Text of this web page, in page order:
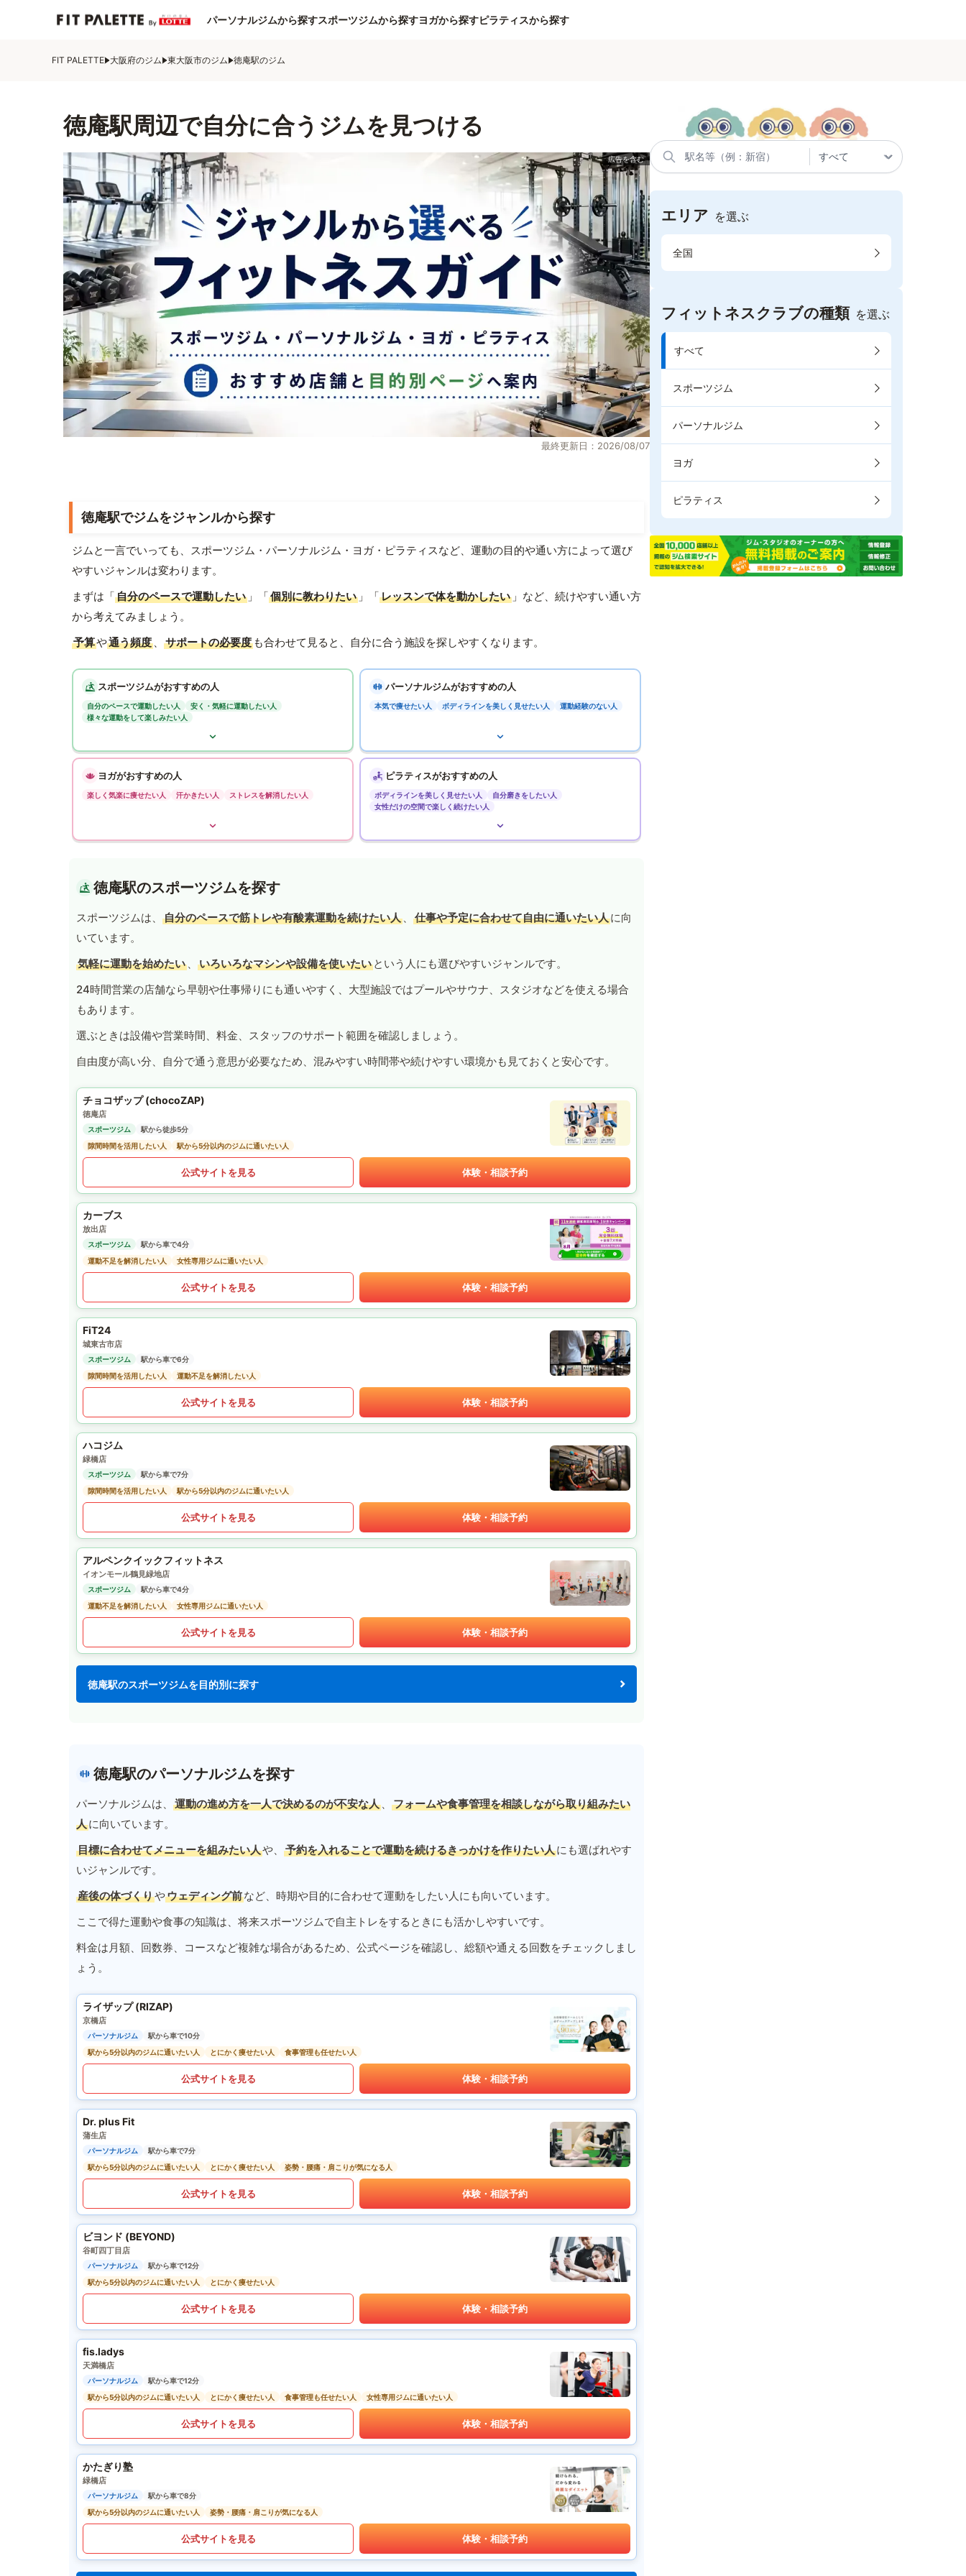
パーソナルジムから探すスポーツジムから探すヨガから探すピラティスから探す
FIT PALETTE 大阪府のジム 東大阪市のジム 徳庵駅のジム
徳庵駅周辺で自分に合うジムを見つける
最終更新日：2026/08/07
徳庵駅でジムをジャンルから探す
ジムと一言でいっても、スポーツジム・パーソナルジム・ヨガ・ピラティスなど、運動の目的や通い方によって選び
やすいジャンルは変わります。
まずは「自分のペースで運動したい 」「個別に教わりたい 」「レッスンで体を動かしたい 」など、続けやすい通い方
から考えてみましょう。
予算や通う頻度 、 サポートの必要度 も合わせて見ると、自分に合う施設を探しやすくなります。
スポーツジムがおすすめの人
自分のペースで運動したい人
安く・気軽に運動したい人
様々な運動をして楽しみたい人
パーソナルジムがおすすめの人
本気で痩せたい人 ボディラインを美しく見せたい人 運動経験のない人
ヨガがおすすめの人
楽しく気楽に痩せたい人 汗かきたい人 ストレスを解消したい人
ピラティスがおすすめの人
ボディラインを美しく見せたい人
自分磨きをしたい人
女性だけの空間で楽しく続けたい人
徳庵駅のスポーツジムを探す
スポーツジムは、 自分のペースで筋トレや有酸素運動を続けたい人 、 仕事や予定に合わせて自由に通いたい人に向
いています。
気軽に運動を始めたい 、 いろいろなマシンや設備を使いたい という人にも選びやすいジャンルです。
24時間営業の店舗なら早朝や仕事帰りにも通いやすく、大型施設ではプールやサウナ、スタジオなどを使える場合
もあります。
選ぶときは設備や営業時間、料金、スタッフのサポート範囲を確認しましょう。
自由度が高い分、自分で通う意思が必要なため、混みやすい時間帯や続けやすい環境かも見ておくと安心です。
チョコザップ (chocoZAP)
徳庵店
スポーツジム
駅から徒歩5分
隙間時間を活用したい人
駅から5分以内のジムに通いたい人
公式サイトを見る 体験・相談予約
カーブス
放出店
スポーツジム
駅から車で4分
運動不足を解消したい人
女性専用ジムに通いたい人
公式サイトを見る 体験・相談予約
FiT24
城東古市店
スポーツジム
駅から車で6分
隙間時間を活用したい人
運動不足を解消したい人
公式サイトを見る 体験・相談予約
ハコジム
緑橋店
スポーツジム
駅から車で7分
隙間時間を活用したい人
駅から5分以内のジムに通いたい人
公式サイトを見る 体験・相談予約
アルペンクイックフィットネス
イオンモール鶴見緑地店
スポーツジム
駅から車で4分
運動不足を解消したい人
女性専用ジムに通いたい人
公式サイトを見る 体験・相談予約
徳庵駅のスポーツジムを目的別に探す
徳庵駅のパーソナルジムを探す
パーソナルジムは、 運動の進め方を一人で決めるのが不安な人 、
フォームや食事管理を相談しながら取り組みたい
人に向いています。
目標に合わせてメニューを組みたい人や、 予約を入れることで運動を続けるきっかけを作りたい人にも選ばれやす
いジャンルです。
産後の体づくりやウェディング前など、時期や目的に合わせて運動をしたい人にも向いています。
ここで得た運動や食事の知識は、将来スポーツジムで自主トレをするときにも活かしやすいです。
料金は月額、回数券、コースなど複雑な場合があるため、公式ページを確認し、総額や通える回数をチェックしまし
ょう。
ライザップ (RIZAP)
京橋店
パーソナルジム
駅から車で10分
駅から5分以内のジムに通いたい人
とにかく痩せたい人 食事管理も任せたい人
公式サイトを見る 体験・相談予約
Dr. plus Fit
蒲生店
パーソナルジム
駅から車で7分
駅から5分以内のジムに通いたい人
とにかく痩せたい人 姿勢・腰痛・肩こりが気になる人
公式サイトを見る 体験・相談予約
ビヨンド (BEYOND)
谷町四丁目店
パーソナルジム
駅から車で12分
駅から5分以内のジムに通いたい人
とにかく痩せたい人
公式サイトを見る 体験・相談予約
fis.ladys
天満橋店
パーソナルジム
駅から車で12分
駅から5分以内のジムに通いたい人
とにかく痩せたい人 食事管理も任せたい人 女性専用ジムに通いたい人
公式サイトを見る 体験・相談予約
かたぎり塾
緑橋店
パーソナルジム
駅から車で8分
駅から5分以内のジムに通いたい人
姿勢・腰痛・肩こりが気になる人
公式サイトを見る 体験・相談予約
エリア を選ぶ
全国
フィットネスクラブの種類 を選ぶ
すべて
スポーツジム
パーソナルジム
ヨガ
ピラティス